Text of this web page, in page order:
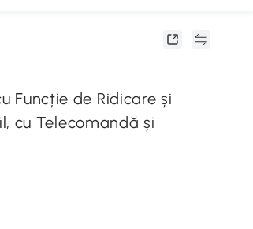
Funcție de Ridicare și
cu Telecomandă și